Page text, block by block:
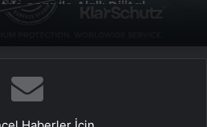
İle Akıllı Dijital